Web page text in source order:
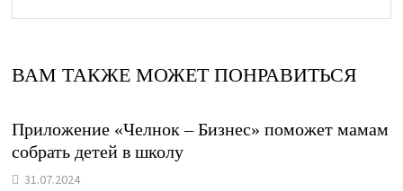
ВАМ ТАКЖЕ МОЖЕТ ПОНРАВИТЬСЯ
Приложение «Челнок – Бизнес» поможет мамам
собрать детей в школу
31.07.2024